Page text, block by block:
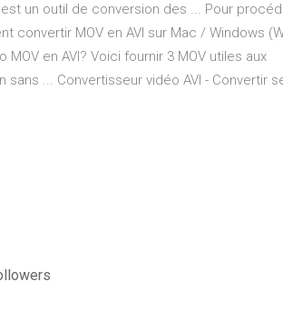
un outil de conversion des ... Pour
convertir MOV en AVI sur Mac / Windows
en AVI? Voici fournir 3 MOV utiles aux
... Convertisseur vidéo AVI - Convertir